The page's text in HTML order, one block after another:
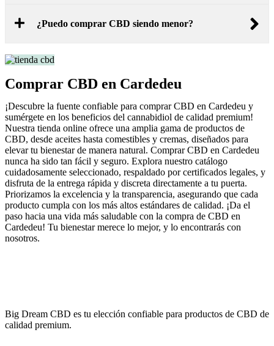
¿Puedo comprar CBD siendo menor?
Comprar CBD en Cardedeu
¡Descubre la fuente confiable para comprar CBD en Cardedeu y
sumérgete en los beneficios del cannabidiol de calidad premium!
Nuestra tienda online ofrece una amplia gama de productos de
CBD, desde aceites hasta comestibles y cremas, diseñados para
elevar tu bienestar de manera natural. Comprar CBD en Cardedeu
nunca ha sido tan fácil y seguro. Explora nuestro catálogo
cuidadosamente seleccionado, respaldado por certificados legales, y
disfruta de la entrega rápida y discreta directamente a tu puerta.
Priorizamos la excelencia y la transparencia, asegurando que cada
producto cumpla con los más altos estándares de calidad. ¡Da el
paso hacia una vida más saludable con la compra de CBD en
Cardedeu! Tu bienestar merece lo mejor, y lo encontrarás con
nosotros.
Big Dream CBD es tu elección confiable para productos de CBD de
calidad premium.